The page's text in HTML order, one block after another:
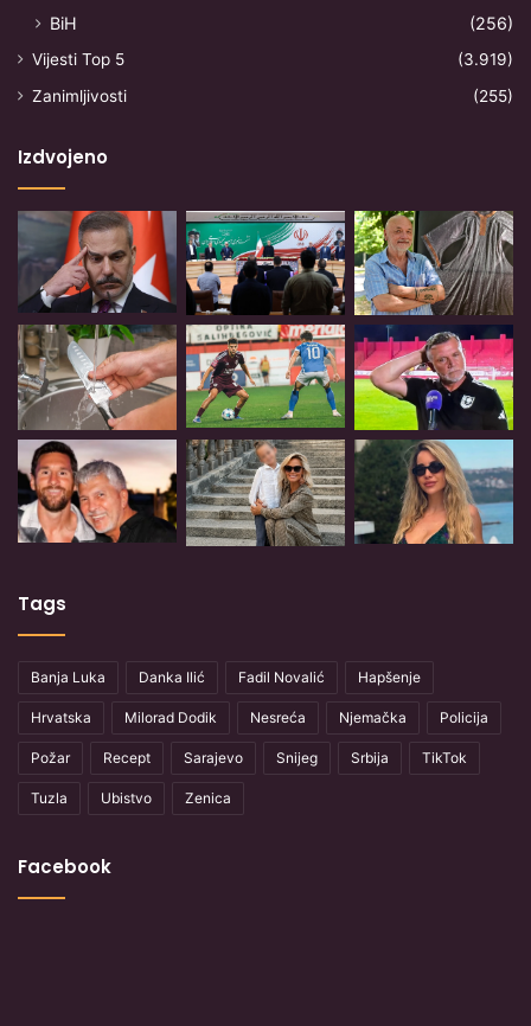
BiH (256)
Vijesti Top 5
(3.919)
Zanimljivosti
(255)
Izdvojeno
Tags
Banja Luka Danka Ilić Fadil Novalić Hapšenje
Hrvatska Milorad Dodik Nesreća Njemačka Policija
Požar Recept Sarajevo Snijeg Srbija TikTok
Tuzla Ubistvo Zenica
Facebook